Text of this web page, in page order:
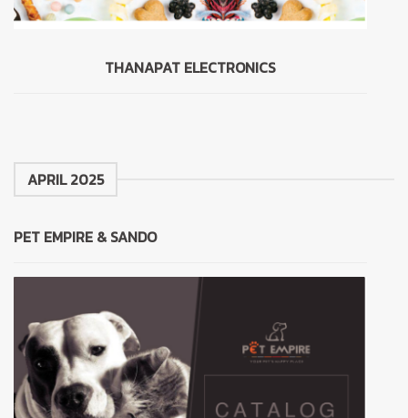
THANAPAT ELECTRONICS
APRIL 2025
PET EMPIRE & SANDO